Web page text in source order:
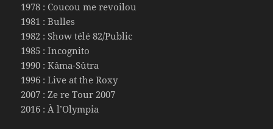
1978 : Coucou me revoilou
1981 : Bulles
1982 : Show télé 82/Public
1985 : Incognito
1990 : Kâma-Sûtra
1996 : Live at the Roxy
2007 : Ze re Tour 2007
2016 : À l’Olympia